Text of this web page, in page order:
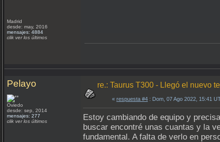
Madrid
desde: may, 2016
mensajes: 4884
clik ver los últimos
Pelayo
Oviedo
desde: sep, 2014
mensajes: 277
clik ver los últimos
re.: Taurus T300 - Llegó el nuevo
« respuesta #4 : Dom, 07 Ago 2022, 15:41
Estoy cambiando de equipo y
buscar encontré unas cuantas y la
fundamental. A falta de verlo en